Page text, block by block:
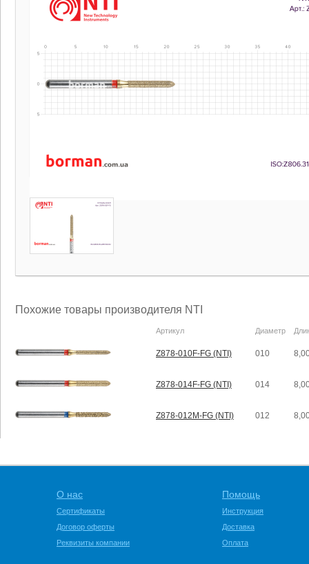
Похожие товары производителя NTI
Артикул Диаметр
Z878-010F-FG (NTI) 010
Z878-014F-FG (NTI) 014
Z878-012M-FG (NTI) 012
О нас
Сертификаты
Договор оферты
Реквизиты компании
Помощь
Инструкция
Доставка
Оплата